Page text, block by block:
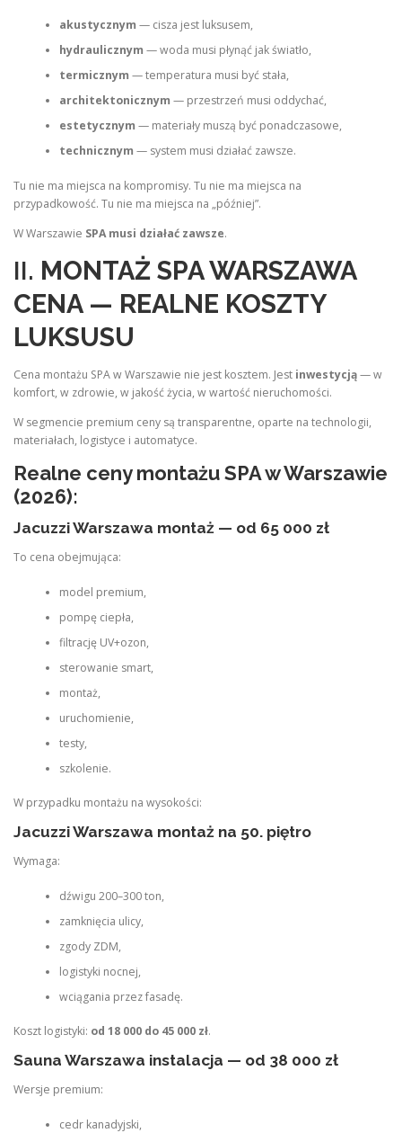
akustycznym — cisza jest luksusem,
hydraulicznym — woda musi płynąć jak światło,
termicznym — temperatura musi być stała,
architektonicznym — przestrzeń musi oddychać,
estetycznym — materiały muszą być ponadczasowe,
technicznym — system musi działać zawsze.
Tu nie ma miejsca na kompromisy. Tu nie ma miejsca na
przypadkowość. Tu nie ma miejsca na „później”.
W Warszawie SPA musi działać zawsze.
II. MONTAŻ SPA WARSZAWA
CENA — REALNE KOSZTY
LUKSUSU
Cena montażu SPA w Warszawie nie jest kosztem. Jest inwestycją— w
komfort, w zdrowie, w jakość życia, w wartość nieruchomości.
W segmencie premium ceny są transparentne, oparte na technologii,
materiałach, logistyce i automatyce.
Realne ceny montażu SPA w Warszawie
(2026):
Jacuzzi Warszawa montaż — od 65 000 zł
To cena obejmująca:
model premium,
pompę ciepła,
filtrację UV+ozon,
sterowanie smart,
montaż,
uruchomienie,
testy,
szkolenie.
W przypadku montażu na wysokości:
Jacuzzi Warszawa montaż na 50. piętro
Wymaga:
dźwigu 200–300 ton,
zamknięcia ulicy,
zgody ZDM,
logistyki nocnej,
wciągania przez fasadę.
Koszt logistyki: od 18 000 do 45 000 zł.
Sauna Warszawa instalacja — od 38 000 zł
Wersje premium:
cedr kanadyjski,